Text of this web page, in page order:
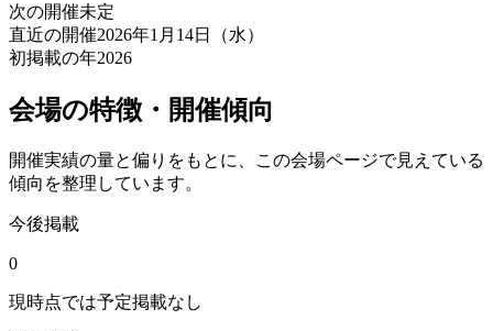
次の開催未定
直近の開催2026年1月14日（水）
初掲載の年2026
会場の特徴・開催傾向
開催実績の量と偏りをもとに、この会場ページで見えている
傾向を整理しています。
今後掲載
0
現時点では予定掲載なし